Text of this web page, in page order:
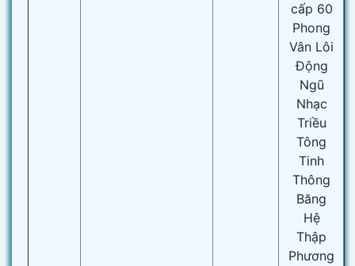
cấp 60
Phong
Vân Lôi
Động
Ngũ
Nhạc
Triều
Tông
Tinh
Thông
Băng
Hệ
Thập
Phương